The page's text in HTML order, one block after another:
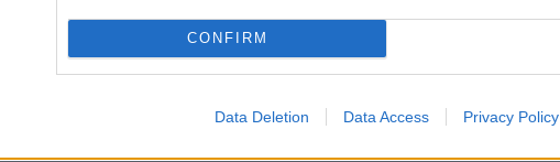
CONFIRM
Data Deletion Data Access Privacy Policy